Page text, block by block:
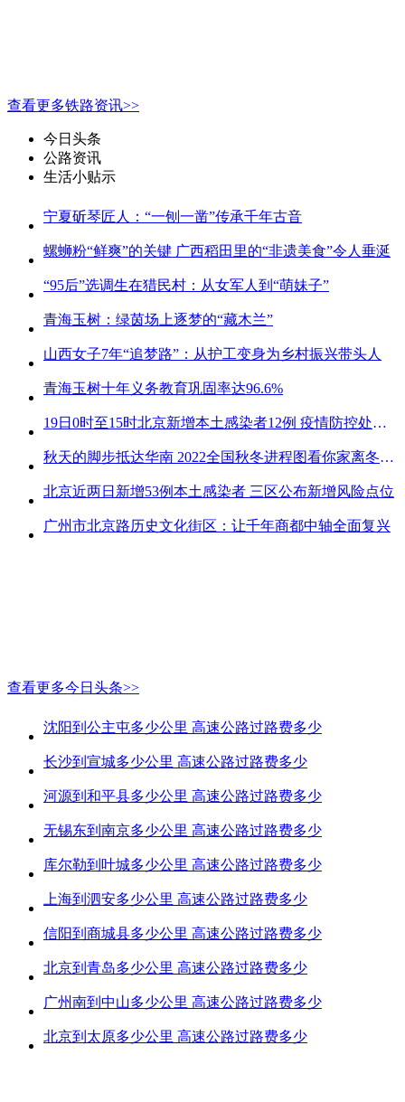
查看更多铁路资讯>>
今日头条
公路资讯
生活小贴示
宁夏斫琴匠人：“一刨一凿”传承千年古音
螺蛳粉“鲜爽”的关键 广西稻田里的“非遗美食”令人垂涎
“95后”选调生在猎民村：从女军人到“萌妹子”
青海玉树：绿茵场上逐梦的“藏木兰”
山西女子7年“追梦路”：从护工变身为乡村振兴带头人
青海玉树十年义务教育巩固率达96.6%
19日0时至15时北京新增本土感染者12例 疫情防控处关键时刻
秋天的脚步抵达华南 2022全国秋冬进程图看你家离冬天有多远
北京近两日新增53例本土感染者 三区公布新增风险点位
广州市北京路历史文化街区：让千年商都中轴全面复兴
查看更多今日头条>>
沈阳到公主屯多少公里 高速公路过路费多少
长沙到宣城多少公里 高速公路过路费多少
河源到和平县多少公里 高速公路过路费多少
无锡东到南京多少公里 高速公路过路费多少
库尔勒到叶城多少公里 高速公路过路费多少
上海到泗安多少公里 高速公路过路费多少
信阳到商城县多少公里 高速公路过路费多少
北京到青岛多少公里 高速公路过路费多少
广州南到中山多少公里 高速公路过路费多少
北京到太原多少公里 高速公路过路费多少